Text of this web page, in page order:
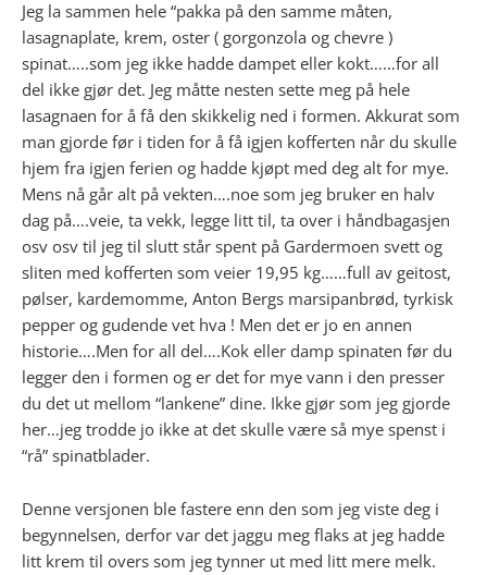
Jeg la sammen hele “pakka på den samme måten,
lasagnaplate, krem, oster ( gorgonzola og chevre )
spinat…..som jeg ikke hadde dampet eller kokt……for all
del ikke gjør det. Jeg måtte nesten sette meg på hele
lasagnaen for å få den skikkelig ned i formen. Akkurat som
man gjorde før i tiden for å få igjen kofferten når du skulle
hjem fra igjen ferien og hadde kjøpt med deg alt for mye.
Mens nå går alt på vekten….noe som jeg bruker en halv
dag på….veie, ta vekk, legge litt til, ta over i håndbagasjen
osv osv til jeg til slutt står spent på Gardermoen svett og
sliten med kofferten som veier 19,95 kg……full av geitost,
pølser, kardemomme, Anton Bergs marsipanbrød, tyrkisk
pepper og gudende vet hva ! Men det er jo en annen
historie….Men for all del….Kok eller damp spinaten før du
legger den i formen og er det for mye vann i den presser
du det ut mellom “lankene” dine. Ikke gjør som jeg gjorde
her…jeg trodde jo ikke at det skulle være så mye spenst i
“rå” spinatblader.
Denne versjonen ble fastere enn den som jeg viste deg i
begynnelsen, derfor var det jaggu meg flaks at jeg hadde
litt krem til overs som jeg tynner ut med litt mere melk.